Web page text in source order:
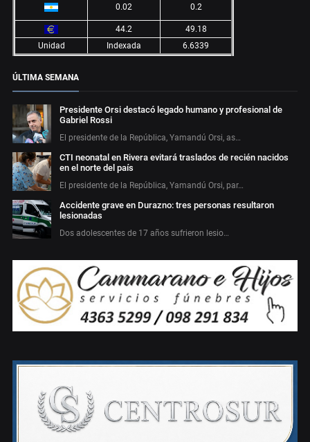
0.02 0.2
44.2
49.18
Unidad
Indexada 6.6339
ÚLTIMA SEMANA
Presidente Orsi destacó legado humano y profesional de
Gabriel Rossi
El presidente de la República, Yamandú Orsi, as…
CTI neonatal en Rivera evitará traslados de recién nacidos
en el norte del país
El presidente de la República, Yamandú Orsi, par…
Accidente grave en Durazno: tres personas resultaron
lesionadas
Dos adolescentes de 17 años sufrieron lesio…